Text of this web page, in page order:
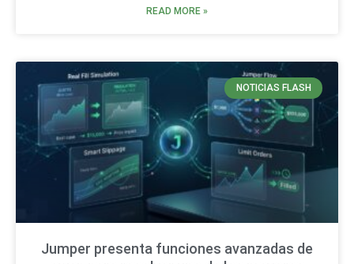
READ MORE »
NOTICIAS FLASH
Jumper presenta funciones avanzadas de